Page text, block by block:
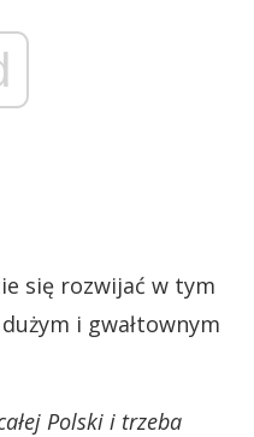
się rozwijać w tym
i gwałtownym
Polski i trzeba